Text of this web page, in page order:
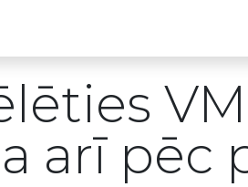
arī pēc